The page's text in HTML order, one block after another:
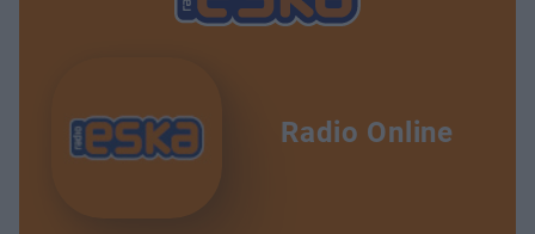
Radio Online